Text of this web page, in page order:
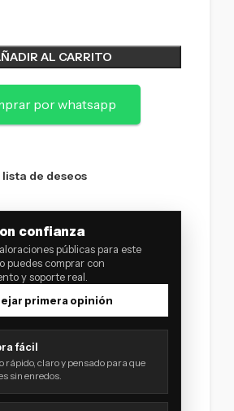
AL CARRITO
por whatsapp
de deseos
confianza
públicas para este
puedes comprar con
y soporte real.
primera opinión
fácil
rápido, claro y pensado para que
sin enredos.